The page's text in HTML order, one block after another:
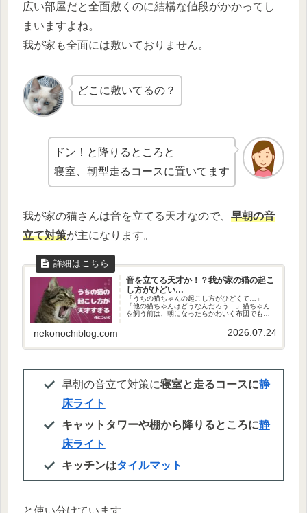
広い部屋だと全面敷くのに結構な値段がかかってし
まいますよね。
我が家も全面には敷いておりません。
どこに敷いてるの？
ドン！と降りるところと
寝室、朝型走るコースに置いてます
我が家の猫さんは音を立てる天才なので、 早朝の音
立て対策が主になります。
音を立てる天才か！？我が家の猫の起こ
し方がひどい…
「うちの猫ちゃんの起こし方がひどくて…」
「他の猫ちゃんはどうなんだろう…」猫ちゃん
を飼う前は、朝になったらかわいく布団でもみ
しておりました。実際は…バタバタバタ🐈ニャ
ー！！！（大声）（全然かわいく起...
nekonochiblog.com 2026.07.24
早朝の音立て対策に寝室と走るコースに静
床ライト
キャットタワーや棚から降りるところに静
床ライト
キッチンはタイルマット
と使い分けています。